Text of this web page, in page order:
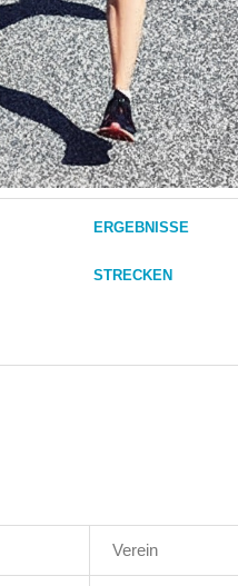
ERGEBNISSE
STRECKEN
Verein